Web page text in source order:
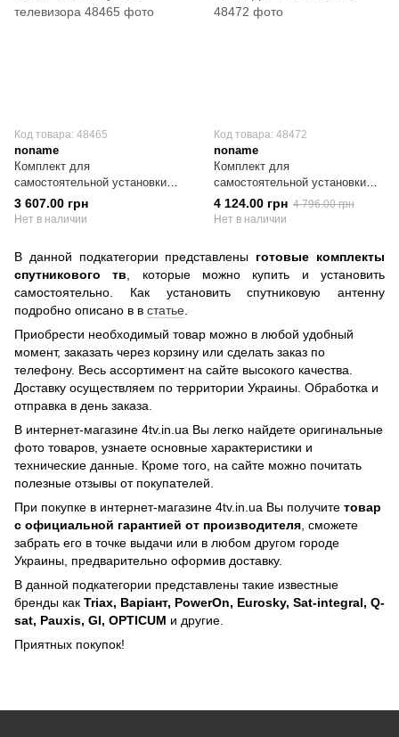
Код товара: 48465
noname
Комплект для
самостоятельной установки
"ЭЛИТ" Germany на 2
телевизора
3 607.00 грн
Нет в наличии
Код товара: 48472
noname
Комплект для
самостоятельной установки
"СТАНДАРТ SD" на 4 ТВ
4 124.00 грн 4 796.00 грн
Нет в наличии
В данной подкатегории представлены готовые комплекты
спутникового тв , которые можно купить и установить
самостоятельно. Как установить спутниковую антенну
подробно описано в в статье
Приобрести необходимый товар можно в любой удобный
момент, заказать через корзину или сделать заказ по
телефону. Весь ассортимент на сайте высокого качества.
Доставку осуществляем по территории Украины. Обработка и
отправка в день заказа.
В интернет-магазине 4tv.in.ua Вы легко найдете оригинальные
фото товаров, узнаете основные характеристики и
технические данные. Кроме того, на сайте можно почитать
полезные отзывы от покупателей.
При покупке в интернет-магазине 4tv.in.ua Вы получите товар
с официальной гарантией от производителя , сможете
забрать его в точке выдачи или в любом другом городе
Украины, предварительно оформив доставку.
В данной подкатегории представлены такие известные
бренды как Triax, Варіант, PowerOn, Eurosky, Sat-integral, Q-
sat, Pauxis, GI, OPTICUM и другие.
Приятных покупок!